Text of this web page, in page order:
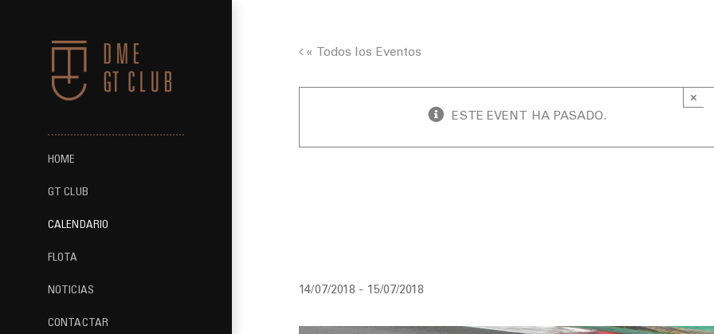
contenido
HOME
GT CLUB
CALENDARIO
FLOTA
NOTICIAS
CONTACTAR
« Todos los Eventos
ESTE EVENT HA PASADO.
×
14/07/2018 - 15/07/2018